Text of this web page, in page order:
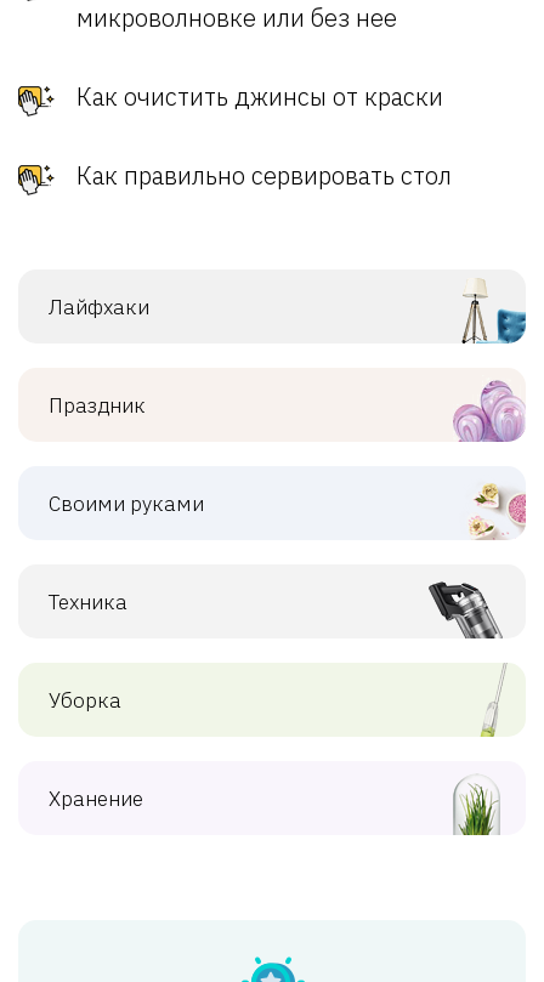
микроволновке или без нее
Как очистить джинсы от краски
Как правильно сервировать стол
Лайфхаки
Праздник
Своими руками
Техника
Уборка
Хранение